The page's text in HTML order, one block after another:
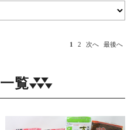
1 2 次へ 最後へ
覧